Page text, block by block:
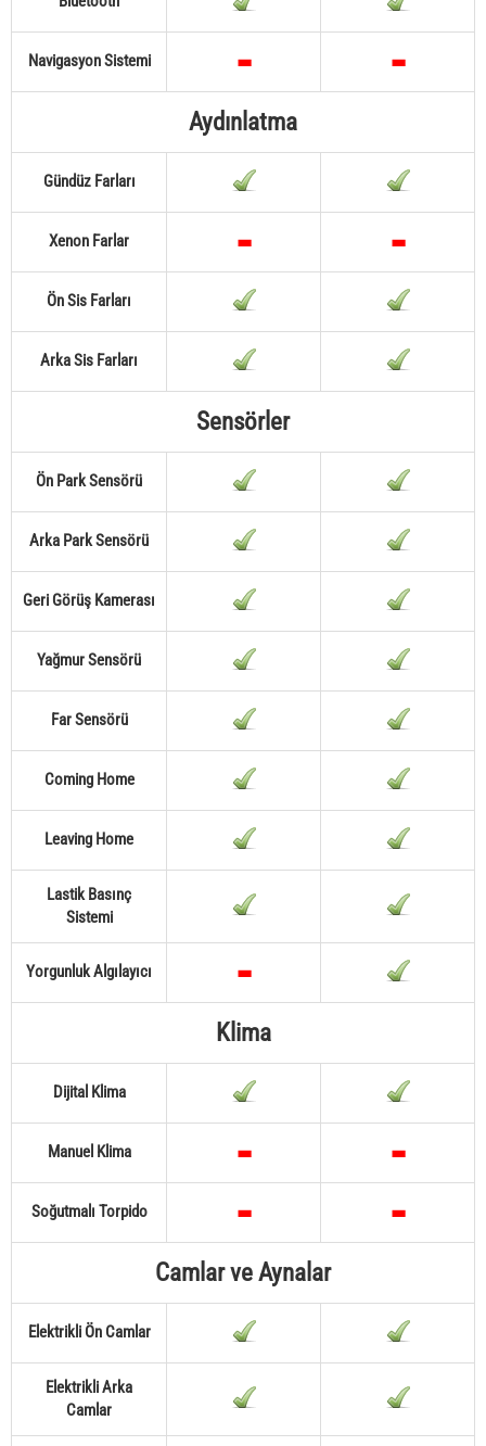
Navigasyon Sistemi
Aydınlatma
Gündüz Farları
Xenon Farlar
Ön Sis Farları
Arka Sis Farları
Sensörler
Ön Park Sensörü
Arka Park Sensörü
Geri Görüş Kamerası
Yağmur Sensörü
Far Sensörü
Coming Home
Leaving Home
Lastik Basınç
Sistemi
Yorgunluk Algılayıcı
Klima
Dijital Klima
Manuel Klima
Soğutmalı Torpido
Camlar ve Aynalar
Elektrikli Ön Camlar
Elektrikli Arka
Camlar